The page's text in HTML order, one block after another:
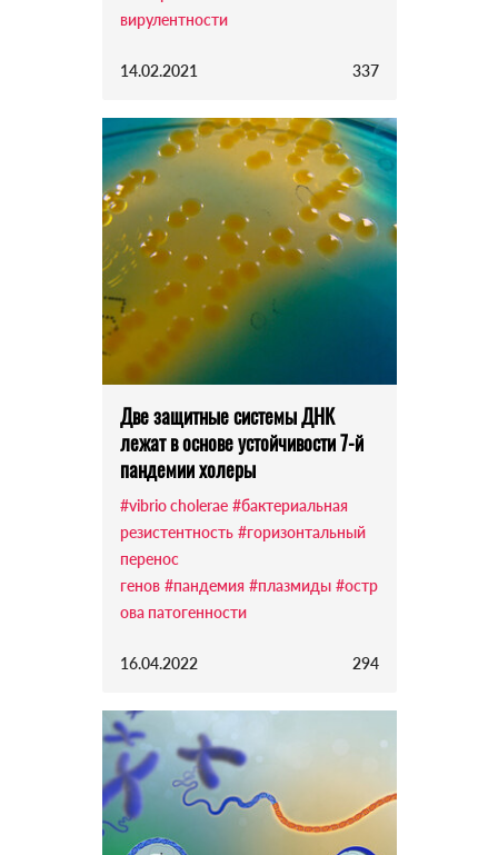
вирулентности
14.02.2021 337
Две защитные системы ДНК
лежат в основе устойчивости 7-й
пандемии холеры
#vibrio cholerae #бактериальная
резистентность #горизонтальный
перенос
генов #пандемия #плазмиды #остр
ова патогенности
16.04.2022 294